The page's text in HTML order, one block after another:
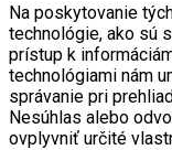
Na poskytovanie
technológie, ako sú
prístup k
technológiami nám
správanie pri
Nesúhlas alebo
ovplyvniť určité